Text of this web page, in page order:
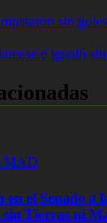
sin
e igualó
MAD
en el Senado a
Tierras ni